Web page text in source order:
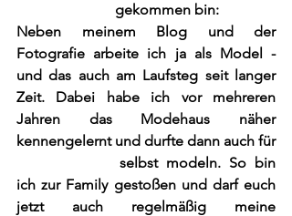
gekommen bin:
Neben meinem Blog und der
Fotografie arbeite ich ja als Model -
und das auch am Laufsteg seit langer
Zeit. Dabei habe ich vor mehreren
Jahren das Modehaus näher
kennengelernt und durfte dann auch für
selbst modeln. So bin
ich zur Family gestoßen und darf euch